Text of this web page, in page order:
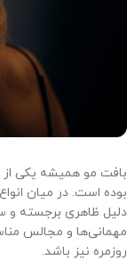
بافت مو همیشه یکی از
بوده است. در میان
دلیل ظاهری برجسته و
مهمانی‌ها و مجالس
روزمره نیز باشد.